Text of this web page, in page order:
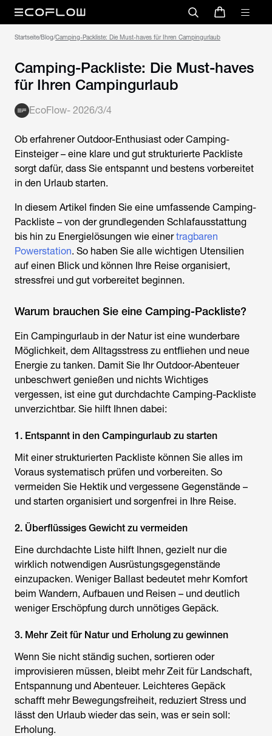
Startseite/Blog/Camping-Packliste: Die Must-haves für Ihren Campingurlaub
Camping-Packliste: Die Must-haves
für Ihren Campingurlaub
EcoFlow- 2026/3/4
Ob erfahrener Outdoor-Enthusiast oder Camping-
Einsteiger – eine klare und gut strukturierte Packliste
sorgt dafür, dass Sie entspannt und bestens vorbereitet
in den Urlaub starten.
In diesem Artikel finden Sie eine umfassende Camping-
Packliste – von der grundlegenden Schlafausstattung
bis hin zu Energie­lösungen wie einertragbaren
Powerstation. So haben Sie alle wichtigen Utensilien
auf einen Blick und können Ihre Reise organisiert,
stressfrei und gut vorbereitet beginnen.
Warum brauchen Sie eine Camping-Packliste?
Ein Campingurlaub in der Natur ist eine wunderbare
Möglichkeit, dem Alltagsstress zu entfliehen und neue
Energie zu tanken. Damit Sie Ihr Outdoor-Abenteuer
unbeschwert genießen und nichts Wichtiges
vergessen, ist eine gut durchdachte Camping-Packliste
unverzichtbar. Sie hilft Ihnen dabei:
1. Entspannt in den Campingurlaub zu starten
Mit einer strukturierten Packliste können Sie alles im
Voraus systematisch prüfen und vorbereiten. So
vermeiden Sie Hektik und vergessene Gegenstände –
und starten organisiert und sorgenfrei in Ihre Reise.
2. Überflüssiges Gewicht zu vermeiden
Eine durchdachte Liste hilft Ihnen, gezielt nur die
wirklich notwendigen Ausrüstungsgegenstände
einzupacken. Weniger Ballast bedeutet mehr Komfort
beim Wandern, Aufbauen und Reisen – und deutlich
weniger Erschöpfung durch unnötiges Gepäck.
3. Mehr Zeit für Natur und Erholung zu gewinnen
Wenn Sie nicht ständig suchen, sortieren oder
improvisieren müssen, bleibt mehr Zeit für Landschaft,
Entspannung und Abenteuer. Leichteres Gepäck
schafft mehr Bewegungsfreiheit, reduziert Stress und
lässt den Urlaub wieder das sein, was er sein soll:
Erholung.